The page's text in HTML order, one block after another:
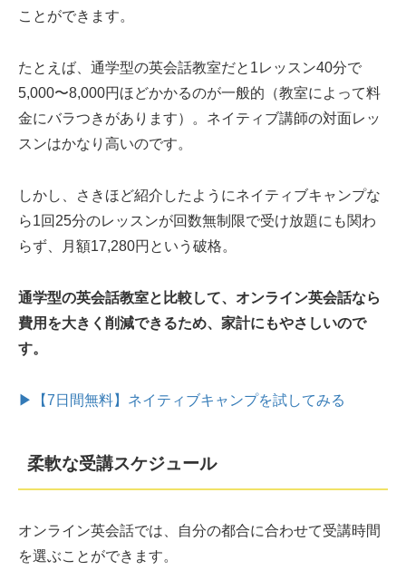
ことができます。
たとえば、通学型の英会話教室だと1レッスン40分で
5,000〜8,000円ほどかかるのが一般的（教室によって料
金にバラつきがあります）。ネイティブ講師の対面レッ
スンはかなり高いのです。
しかし、さきほど紹介したようにネイティブキャンプな
ら1回25分のレッスンが回数無制限で受け放題にも関わ
らず、月額17,280円という破格。
通学型の英会話教室と比較して、オンライン英会話なら
費用を大きく削減できるため、家計にもやさしいので
す。
▶【7日間無料】ネイティブキャンプを試してみる
柔軟な受講スケジュール
オンライン英会話では、自分の都合に合わせて受講時間
を選ぶことができます。